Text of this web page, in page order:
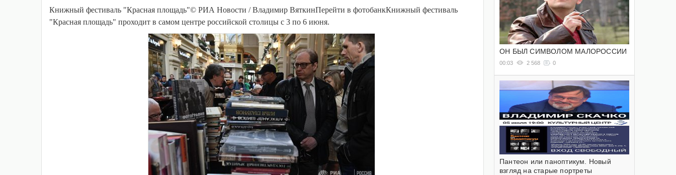
Книжный фестиваль "Красная площадь"© РИА Новости / Владимир ВяткинПерейти в фотобанкКнижный фестиваль
"Красная площадь" проходит в самом центре российской столицы с 3 по 6 июня.
ОН БЫЛ СИМВОЛОМ МАЛОРОССИИ
00:03 2 568 0
Пантеон или паноптикум. Новый
взгляд на старые портреты